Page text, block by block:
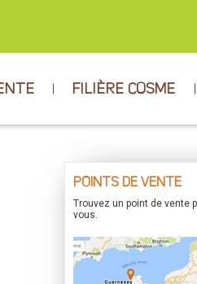
FILIÈRE COSME
POINTS DE VENTE
Trouvez un point de vente
vous.